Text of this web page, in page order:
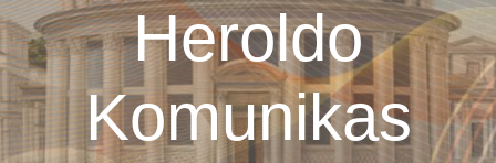
Heroldo
Komunikas